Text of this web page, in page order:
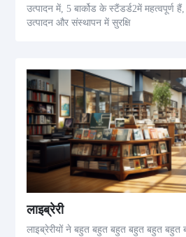
उत्पादन में, 5 बार्कोड के स्टैंडर्ड2में महत्वपूर्ण
उत्पादन और संस्थापन में सुरक्षि
लाइब्रेरी
लाइब्रेरीयों ने बहुत बहुत बहुत बहुत बहुत